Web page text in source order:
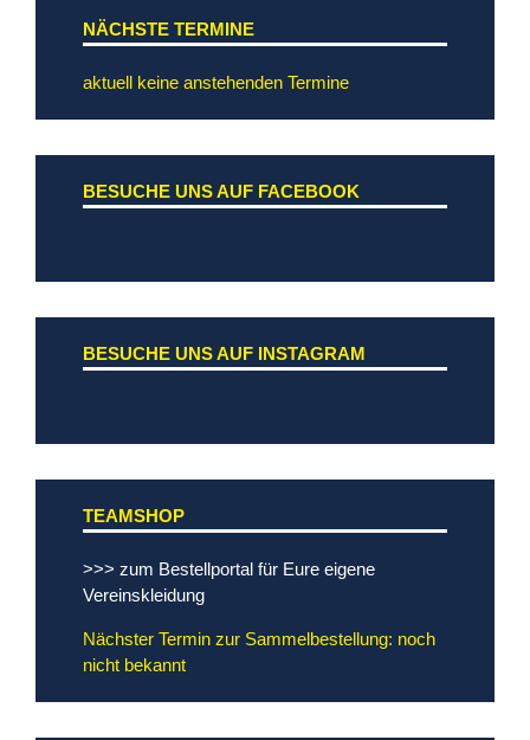
NÄCHSTE TERMINE
aktuell keine anstehenden Termine
BESUCHE UNS AUF FACEBOOK
BESUCHE UNS AUF INSTAGRAM
TEAMSHOP
>>> zum Bestellportal für Eure eigene
Vereinskleidung
Nächster Termin zur Sammelbestellung: noch
nicht bekannt